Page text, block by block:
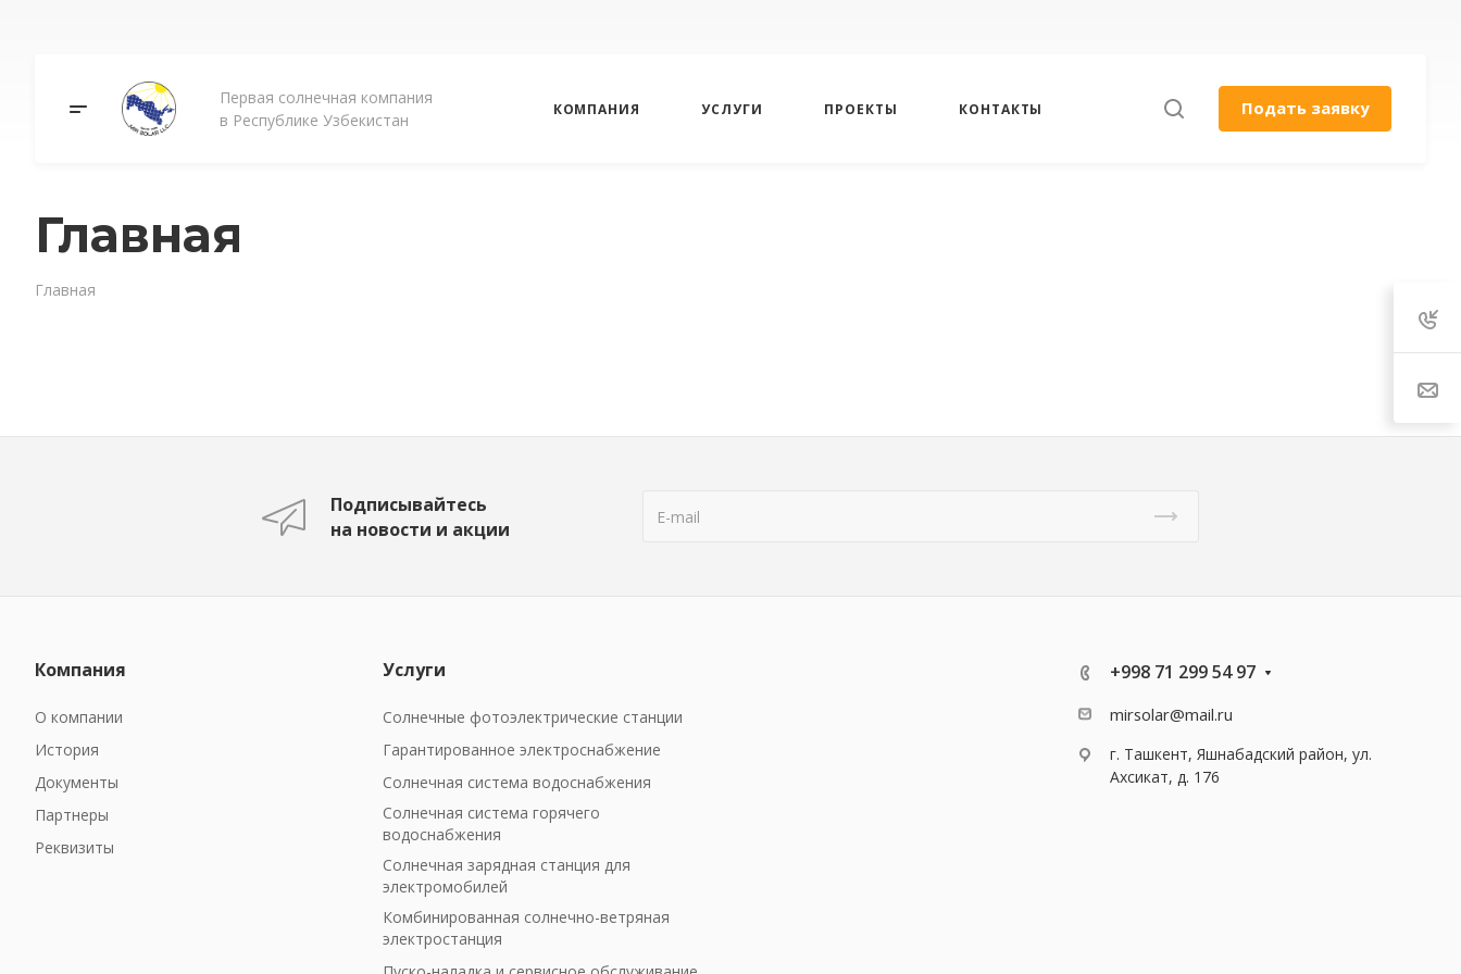
Первая солнечная компания
в Республике Узбекистан
КОМПАНИЯ УСЛУГИ ПРОЕКТЫ КОНТАКТЫ Подать заявку
Главная
Главная
Подписывайтесь
на новости и акции
Компания
О компании
История
Документы
Партнеры
Реквизиты
Услуги
Солнечные фотоэлектрические станции
Гарантированное электроснабжение
Солнечная система водоснабжения
Солнечная система горячего
водоснабжения
Солнечная зарядная станция для
электромобилей
Комбинированная солнечно-ветряная
электростанция
+998 71 299 54 97
mirsolar@mail.ru
г. Ташкент, Яшнабадский район, ул.
Ахсикат, д. 176